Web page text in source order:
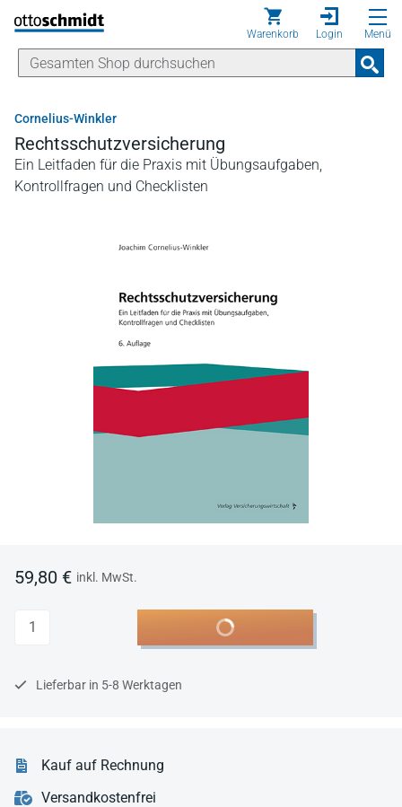
Direkt zum Inhalt
Warenkorb Login Menü
Cornelius-Winkler
Rechtsschutzversicherung
Ein Leitfaden für die Praxis mit Übungsaufgaben,
Kontrollfragen und Checklisten
59,80 € inkl. MwSt.
Anzahl In den Warenkorb
Lieferbar in 5-8 Werktagen
Kauf auf Rechnung
Versandkostenfrei